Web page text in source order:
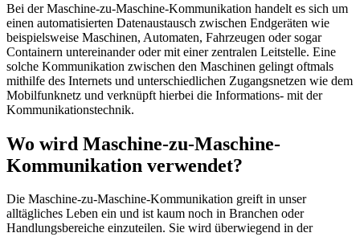
Bei der Maschine-zu-Maschine-Kommunikation handelt es sich um
einen automatisierten Datenaustausch zwischen Endgeräten wie
beispielsweise Maschinen, Automaten, Fahrzeugen oder sogar
Containern untereinander oder mit einer zentralen Leitstelle. Eine
solche Kommunikation zwischen den Maschinen gelingt oftmals
mithilfe des Internets und unterschiedlichen Zugangsnetzen wie dem
Mobilfunknetz und verknüpft hierbei die Informations- mit der
Kommunikationstechnik.
Wo wird Maschine-zu-Maschine-
Kommunikation verwendet?
Die Maschine-zu-Maschine-Kommunikation greift in unser
alltägliches Leben ein und ist kaum noch in Branchen oder
Handlungsbereiche einzuteilen. Sie wird überwiegend in der